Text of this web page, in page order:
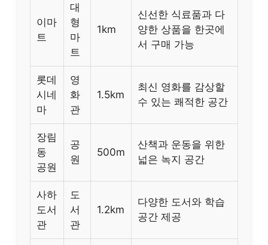
이마
트
대
형
마
트
1km
신선한 식료품과 다
양한 상품을 한곳에
서 구매 가능
롯데
시네
마
영
화
관
1.5km
최신 영화를 감상할
수 있는 쾌적한 공간
장림
동
공원
공
원
500m
산책과 운동을 위한
넓은 녹지 공간
사하
도서
관
도
서
관
1.2km
다양한 도서와 학습
공간 제공